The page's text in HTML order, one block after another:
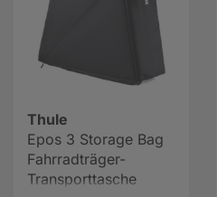
Thule
Epos 3 Storage Bag
Fahrradträger-
Transporttasche